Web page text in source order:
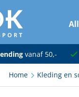
vanaf 50,-
Home Kleding en